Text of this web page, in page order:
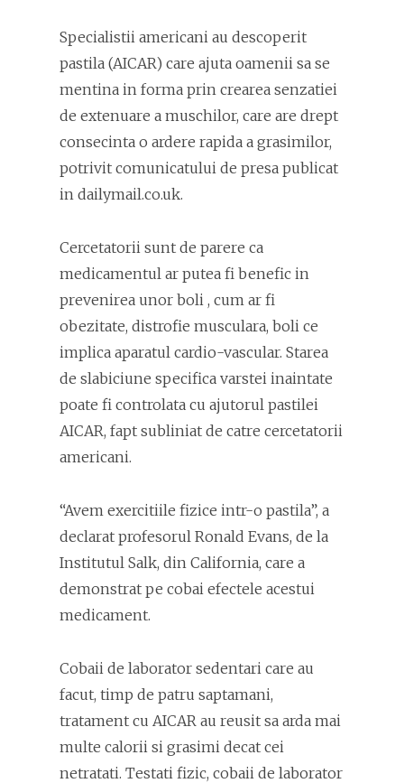
Specialistii americani au descoperit
pastila (AICAR) care ajuta oamenii sa se
mentina in forma prin crearea senzatiei
de extenuare a muschilor, care are drept
consecinta o ardere rapida a grasimilor,
potrivit comunicatului de presa publicat
in dailymail.co.uk.
Cercetatorii sunt de parere ca
medicamentul ar putea fi benefic in
prevenirea unor boli , cum ar fi
obezitate, distrofie musculara, boli ce
implica aparatul cardio-vascular. Starea
de slabiciune specifica varstei inaintate
poate fi controlata cu ajutorul pastilei
AICAR, fapt subliniat de catre cercetatorii
americani.
“Avem exercitiile fizice intr-o pastila”, a
declarat profesorul Ronald Evans, de la
Institutul Salk, din California, care a
demonstrat pe cobai efectele acestui
medicament.
Cobaii de laborator sedentari care au
facut, timp de patru saptamani,
tratament cu AICAR au reusit sa arda mai
multe calorii si grasimi decat cei
netratati. Testati fizic, cobaii de laborator